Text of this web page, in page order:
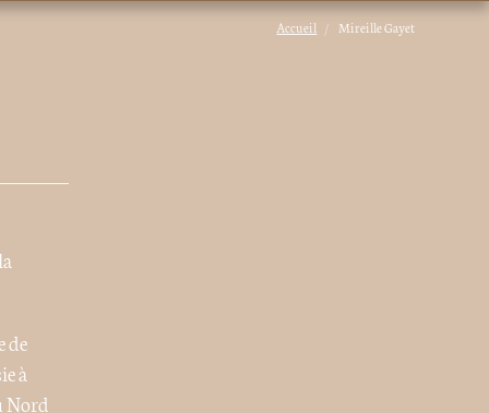
Accueil Mireille Gayet
de
à
Nord